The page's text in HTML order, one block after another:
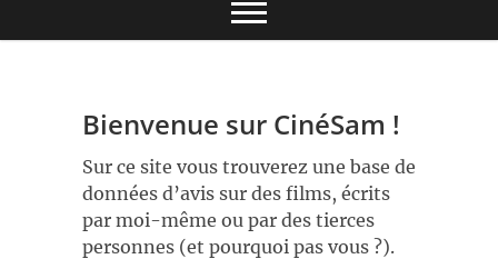
Bienvenue sur CinéSam !
Sur ce site vous trouverez une base de
données d’avis sur des films, écrits
par moi-même ou par des tierces
personnes (et pourquoi pas vous ?).